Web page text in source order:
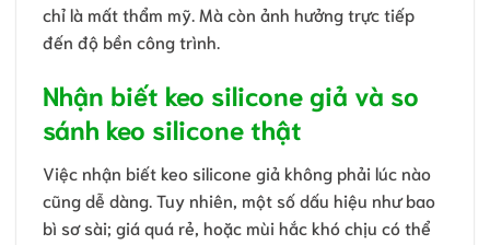
chỉ là mất thẩm mỹ. Mà còn ảnh hưởng trực tiếp
đến độ bền công trình.
Nhận biết keo silicone giả và so
sánh keo silicone thật
Việc nhận biết keo silicone giả không phải lúc nào
cũng dễ dàng. Tuy nhiên, một số dấu hiệu như bao
bì sơ sài; giá quá rẻ, hoặc mùi hắc khó chịu có thể